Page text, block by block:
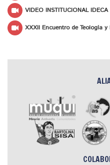
VIDEO INSTITUCIONAL IDECA
XXXII Encuentro de Teología